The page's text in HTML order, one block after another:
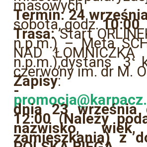
masowych
Termin: 24
sobota, godz.10:00
Trasa:Start
n.p.m.) – Meta
NAD
n.p.m.),dystans 3
czerwony im. dr M.
Zapisy:
- e-
dnia 23 września
12:00 (Należy
nazwisko, wiek,
zamieszkania) z